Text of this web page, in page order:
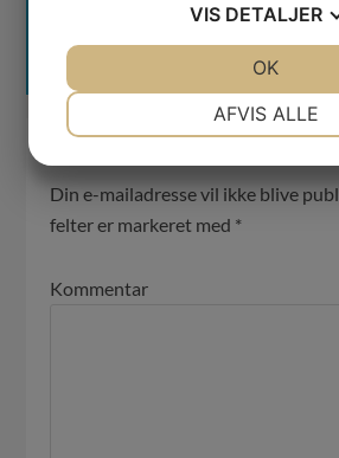
af søgemaskiner og som rådgiver
virksomheder i hele verden.
Din e-mailadresse vil ikke blive
felter er markeret med *
Kommentar
VIS DETALJER
MARKETING
AFVIS ALLE
OK